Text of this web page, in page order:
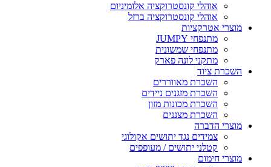
אוהלי קונסטרוקציה אלומיניום
אוהלי קונסטרוקציה ברזל
מוצרי אטרקציות
מתנפחי JUMPY
מתנפחי שמשונית
מתקני לונה פארק
השכרת ציוד
השכרת מאווררים
השכרת מזגנים ניידים
השכרת מכונות מזון
השכרת מצננים
מוצרי הדברה
צמידים נגד יתושים אקולוגי
קטלני יתושים / מעופפים
מוצרי חימום